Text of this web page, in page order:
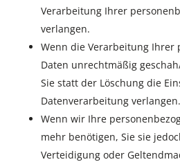
Verarbeitung Ihrer
verlangen.
Wenn die Verarbeitung Ihrer
Daten unrechtmäßig
Sie statt der Löschung die
Datenverarbeitung verlangen.
Wenn wir Ihre
mehr benötigen, Sie sie
Verteidigung oder